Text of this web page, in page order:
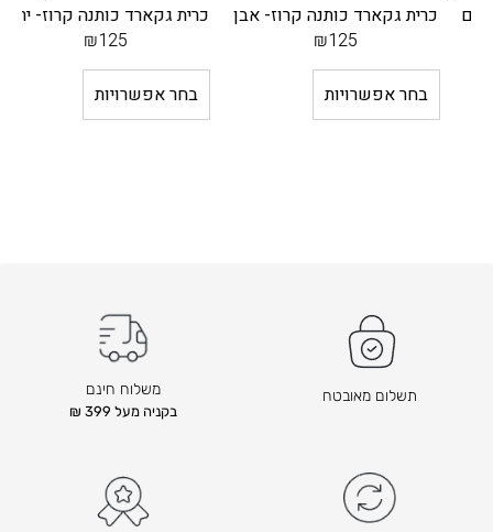
כרית גקארד כותנה קרוז- אבן
₪125
בחר אפשרויות
כרית גקארד כותנה קרוז- ירוק
₪125
בחר אפשרויות
תשלום מאובטח משלוח חינם
בקניה מעל 399 ₪